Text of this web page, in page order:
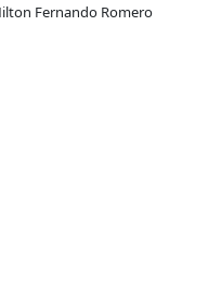
Fernando Romero